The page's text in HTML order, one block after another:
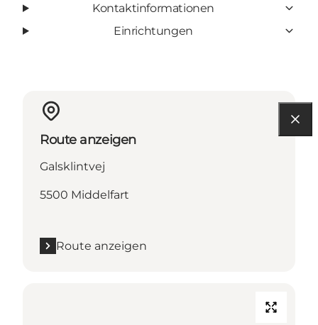
Kontaktinformationen
Einrichtungen
Route anzeigen
Galsklintvej
5500 Middelfart
Route anzeigen